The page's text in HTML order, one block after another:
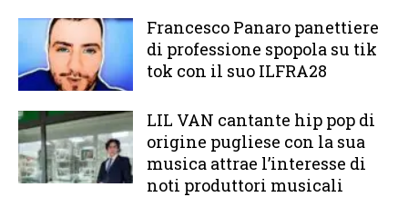
Francesco Panaro panettiere
di professione spopola su tik
tok con il suo ILFRA28
LIL VAN cantante hip pop di
origine pugliese con la sua
musica attrae l’interesse di
noti produttori musicali